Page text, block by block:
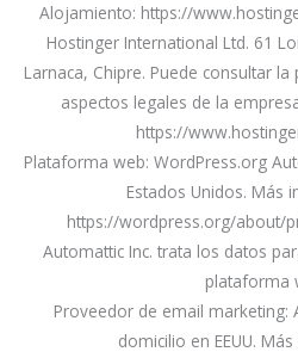
Alojamiento: https://
Hostinger International Ltd. 61
Larnaca, Chipre. Puede consultar
aspectos legales de la
https://
Plataforma web: WordPress.org
Estados Unidos. Más
https://wordpress.org/about/
Automattic Inc. trata los datos
plataforma
Proveedor de email marketing:
domicilio en EEUU.